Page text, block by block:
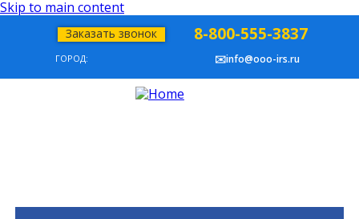
Skip to main content
Заказать звонок 8-800-555-3837
✉️info@ooo-irs.ru
ГОРОД: